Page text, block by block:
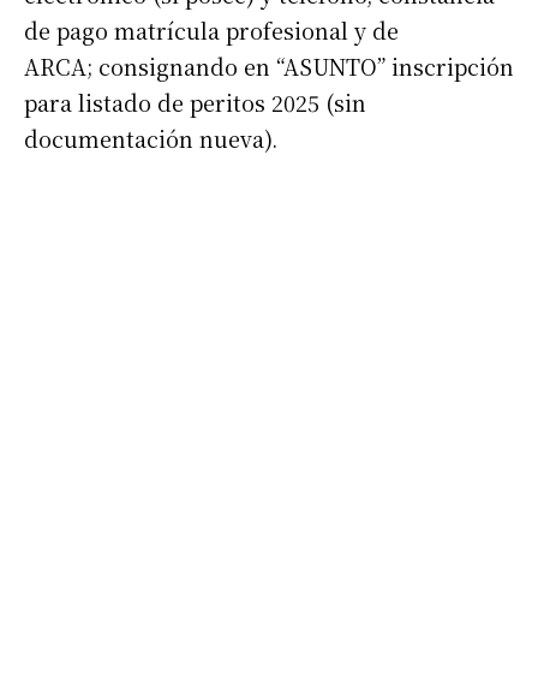
de pago matrícula profesional y de
ARCA; consignando en “ASUNTO” inscripción
para listado de peritos 2025 (sin
documentación nueva).